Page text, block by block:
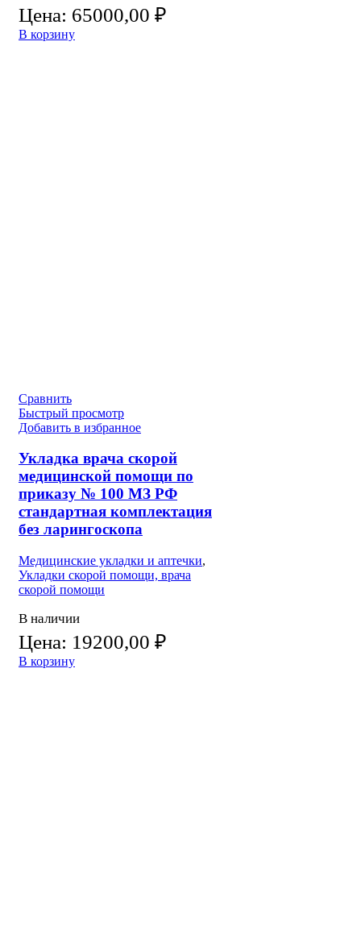
Цена: 65000,00 ₽
В корзину
Сравнить
Быстрый просмотр
Добавить в избранное
Укладка врача скорой
медицинской помощи по
приказу № 100 МЗ РФ
стандартная комплектация
без ларингоскопа
Медицинские укладки и аптечки,
Укладки скорой помощи, врача
скорой помощи
В наличии
Цена: 19200,00 ₽
В корзину